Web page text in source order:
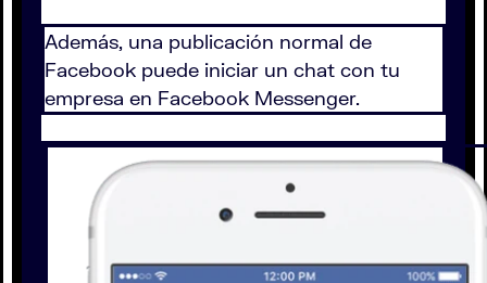
Además, una publicación normal de
Facebook puede iniciar un chat con tu
empresa en Facebook Messenger.